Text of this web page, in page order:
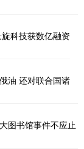
科技获数亿融资
油 还对联合国诸
图书馆事件不应止